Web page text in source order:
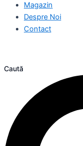
Magazin
Despre Noi
Contact
Caută